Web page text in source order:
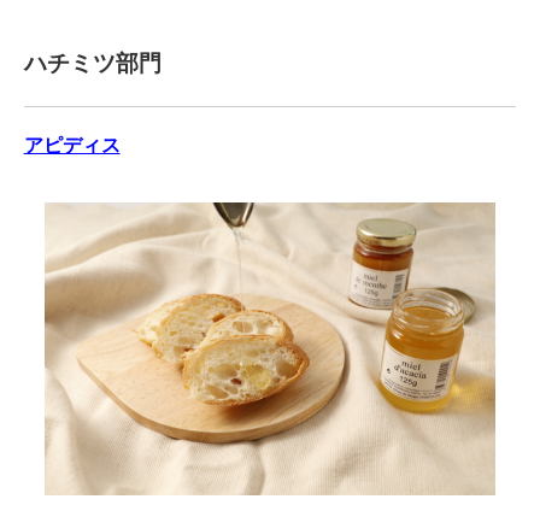
ハチミツ部門
アピディス